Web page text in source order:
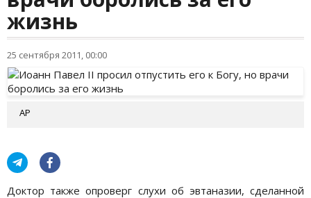
жизнь
25 сентября 2011, 00:00
АР
Доктор также опроверг слухи об эвтаназии, сделанной